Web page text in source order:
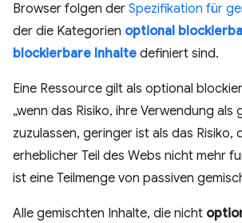
Browser folgen der Spezifikation für
der die Kategorien optional
blockierbare Inhalte definiert sind.
Eine Ressource gilt als optional
„wenn das Risiko, ihre Verwendung als
zuzulassen, geringer ist als das Risiko,
erheblicher Teil des Webs nicht mehr
ist eine Teilmenge von passiven
Alle gemischten Inhalte, die nicht